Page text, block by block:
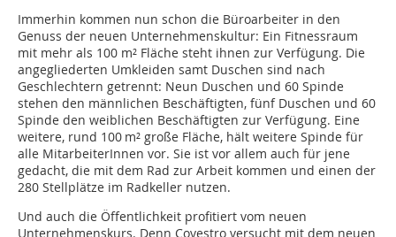
Immerhin kommen nun schon die Büroarbeiter in den
Genuss der neuen Unternehmenskultur: Ein Fitnessraum
mit mehr als 100 m² Fläche steht ihnen zur Verfügung. Die
angegliederten Umkleiden samt Duschen sind nach
Geschlechtern getrennt: Neun Duschen und 60 Spinde
stehen den männlichen Beschäftigten, fünf Duschen und 60
Spinde den weiblichen Beschäftigten zur Verfügung. Eine
weitere, rund 100 m² große Fläche, hält weitere Spinde für
alle MitarbeiterInnen vor. Sie ist vor allem auch für jene
gedacht, die mit dem Rad zur Arbeit kommen und einen der
280 Stellplätze im Radkeller nutzen.
Und auch die Öffentlichkeit profitiert vom neuen
Unternehmenskurs. Denn Covestro versucht mit dem neuen